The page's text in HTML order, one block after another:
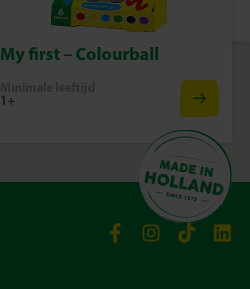
My first – Colourball
1+